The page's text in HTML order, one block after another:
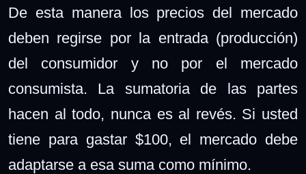
De esta manera los precios del mercado
deben regirse por la entrada (producción)
del consumidor y no por el mercado
consumista. La sumatoria de las partes
hacen al todo, nunca es al revés. Si usted
tiene para gastar $100, el mercado debe
adaptarse a esa suma como mínimo.